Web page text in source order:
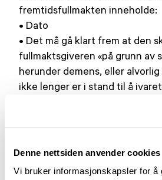
Denne nettsiden anvender cookies
Vi bruker informasjonskapsler for å
fremtidsfullmakten inneholde:
• Dato
• Det må gå klart frem at den
fullmaktsgiveren «på grunn av
herunder demens, eller
ikke lenger er i stand til å
• Vitnene bør opplyse om at
opprettet fullmakten av egen
evne til å forstå hva den innebar.
relasjon til fullmektigen